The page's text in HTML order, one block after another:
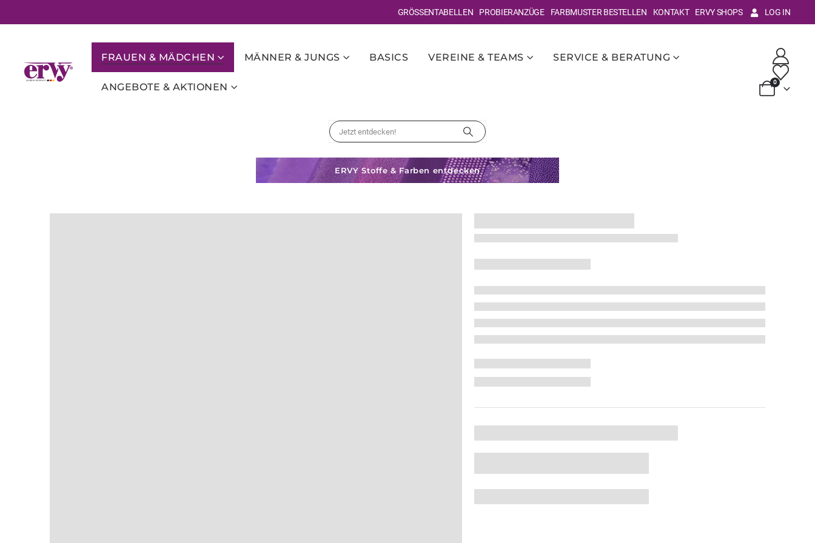
GRÖSSENTABELLEN PROBIERANZÜGE FARBMUSTER BESTELLEN KONTAKT ERVY SHOPS LOG IN
FRAUEN & MÄDCHEN MÄNNER & JUNGS BASICS VEREINE & TEAMS SERVICE & BERATUNG
ANGEBOTE & AKTIONEN 0
ERVY Stoffe & Farben entdecken